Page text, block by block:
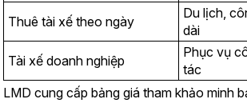
Thuê tài xế theo ngày
Du lịch,
dài
Tài xế doanh nghiệp
Phục vụ
tác
LMD cung cấp bảng giá tham khảo minh